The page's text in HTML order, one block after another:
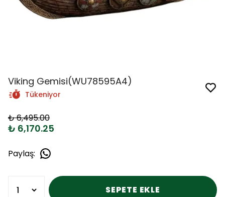
Viking Gemisi(WU78595A4)
Tükeniyor
₺ 6,495.00
₺ 6,170.25
Paylaş:
SEPETE EKLE